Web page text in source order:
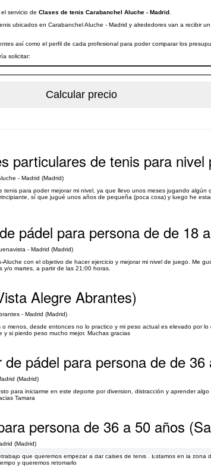
servicio de Clases de tenis Carabanchel Aluche - Madrid
ubicados en Carabanchel Aluche - Madrid y alrededores van a
así como el perfil de cada profesional para poder comparar los
solicitar:
particulares de tenis para
- Madrid (Madrid)
para poder mejorar mi nivel, ya que llevo unos meses jugando
sí que jugué unos años de pequeña (poca cosa) y luego he
pádel para persona de de 18
- Madrid (Madrid)
con el objetivo de hacer ejercicio y mejorar mi nivel de juego. Me
o martes, a partir de las 21:00 horas.
Alegre Abrantes)
- Madrid (Madrid)
menos, desde entonces no lo practico y mi peso actual es elevado por
y si pierdo peso mucho mejor. Muchas gracias
pádel para persona de de
(Madrid)
para iniciarme en este deporte por diversion, distracción y aprender
Tamara
persona de 36 a 50 años
(Madrid)
que queremos empezar a dar calses de tenis . Estamos en la
y queremos retomarlo